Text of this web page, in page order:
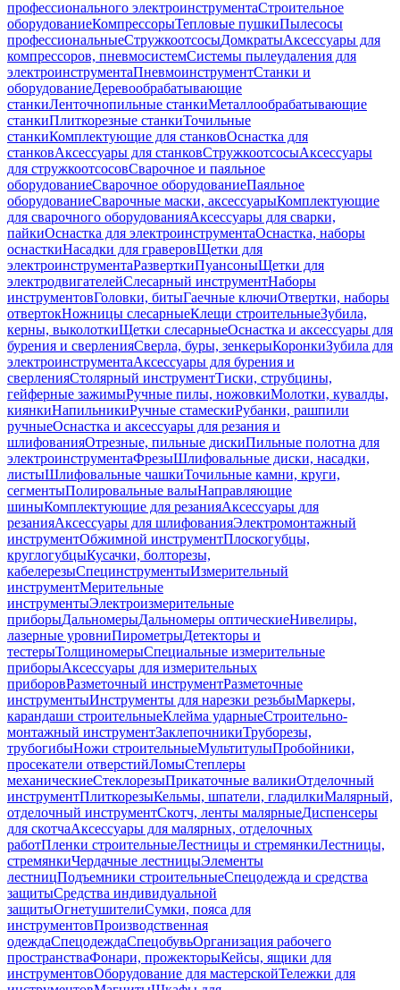
профессионального электроинструментаСтроительное
оборудованиеКомпрессорыТепловые пушкиПылесосы
профессиональныеСтружкоотсосыДомкратыАксессуары для
компрессоров, пневмосистемСистемы пылеудаления для
электроинструментаПневмоинструментСтанки и
оборудованиеДеревообрабатывающие
станкиЛенточнопильные станкиМеталлообрабатывающие
станкиПлиткорезные станкиТочильные
станкиКомплектующие для станковОснастка для
станковАксессуары для станковСтружкоотсосыАксессуары
для стружкоотсосовСварочное и паяльное
оборудованиеСварочное оборудованиеПаяльное
оборудованиеСварочные маски, аксессуарыКомплектующие
для сварочного оборудованияАксессуары для сварки,
пайкиОснастка для электроинструментаОснастка, наборы
оснасткиНасадки для граверовЩетки для
электроинструментаРазверткиПуансоныЩетки для
электродвигателейСлесарный инструментНаборы
инструментовГоловки, битыГаечные ключиОтвертки, наборы
отвертокНожницы слесарныеКлещи строительныеЗубила,
керны, выколоткиЩетки слесарныеОснастка и аксессуары для
бурения и сверленияСверла, буры, зенкерыКоронкиЗубила для
электроинструментаАксессуары для бурения и
сверленияСтолярный инструментТиски, струбцины,
гейферные зажимыРучные пилы, ножовкиМолотки, кувалды,
киянкиНапильникиРучные стамескиРубанки, рашпили
ручныеОснастка и аксессуары для резания и
шлифованияОтрезные, пильные дискиПильные полотна для
электроинструментаФрезыШлифовальные диски, насадки,
листыШлифовальные чашкиТочильные камни, круги,
сегментыПолировальные валыНаправляющие
шиныКомплектующие для резанияАксессуары для
резанияАксессуары для шлифованияЭлектромонтажный
инструментОбжимной инструментПлоскогубцы,
круглогубцыКусачки, болторезы,
кабелерезыСпецинструментыИзмерительный
инструментМерительные
инструментыЭлектроизмерительные
приборыДальномерыДальномеры оптическиеНивелиры,
лазерные уровниПирометрыДетекторы и
тестерыТолщиномерыСпециальные измерительные
приборыАксессуары для измерительных
приборовРазметочный инструментРазметочные
инструментыИнструменты для нарезки резьбыМаркеры,
карандаши строительныеКлейма ударныеСтроительно-
монтажный инструментЗаклепочникиТруборезы,
трубогибыНожи строительныеМультитулыПробойники,
просекатели отверстийЛомыСтеплеры
механическиеСтеклорезыПрикаточные валикиОтделочный
инструментПлиткорезыКельмы, шпатели, гладилкиМалярный,
отделочный инструментСкотч, ленты малярныеДиспенсеры
для скотчаАксессуары для малярных, отделочных
работПленки строительныеЛестницы и стремянкиЛестницы,
стремянкиЧердачные лестницыЭлементы
лестницПодъемники строительныеСпецодежда и средства
защитыСредства индивидуальной
защитыОгнетушителиСумки, пояса для
инструментовПроизводственная
одеждаСпецодеждаСпецобувьОрганизация рабочего
пространстваФонари, прожекторыКейсы, ящики для
инструментовОборудование для мастерскойТележки для